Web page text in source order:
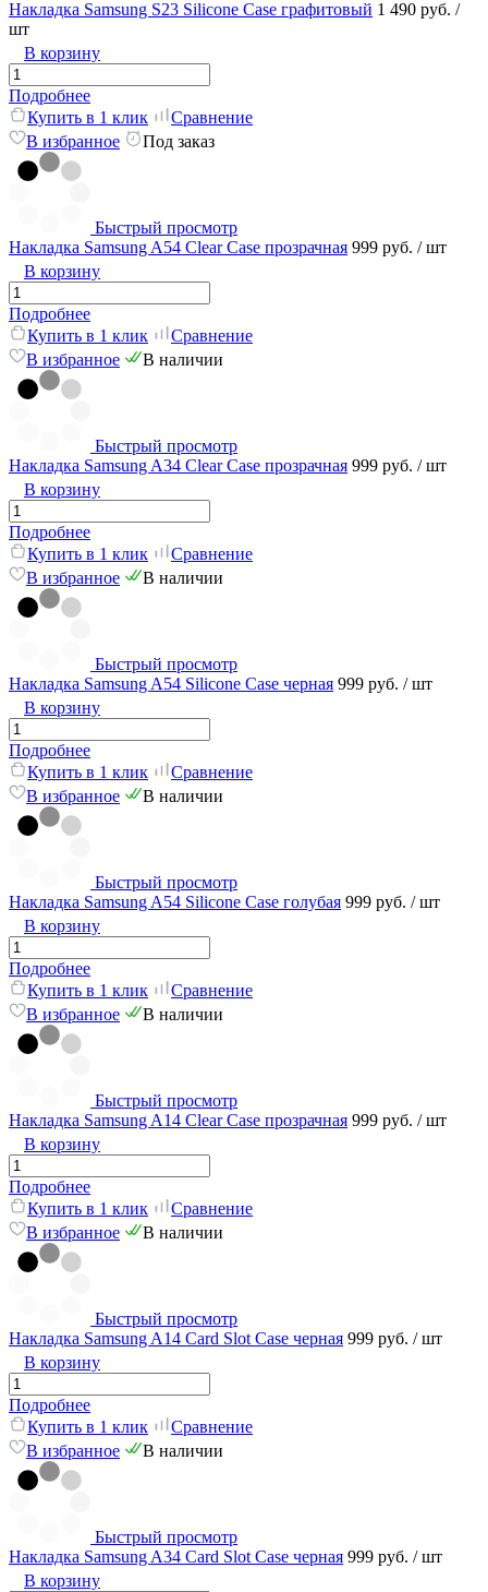
Накладка Samsung S23 Silicone Case графитовый 1 490 руб. /
шт
В корзину
Подробнее
Купить в 1 клик
Сравнение
В избранное
Под заказ
Быстрый просмотр
Накладка Samsung A54 Clear Сase прозрачная 999 руб. / шт
В корзину
Подробнее
Купить в 1 клик
Сравнение
В избранное
В наличии
Быстрый просмотр
Накладка Samsung A34 Clear Сase прозрачная 999 руб. / шт
В корзину
Подробнее
Купить в 1 клик
Сравнение
В избранное
В наличии
Быстрый просмотр
Накладка Samsung A54 Silicone Case черная 999 руб. / шт
В корзину
Подробнее
Купить в 1 клик
Сравнение
В избранное
В наличии
Быстрый просмотр
Накладка Samsung A54 Silicone Case голубая 999 руб. / шт
В корзину
Подробнее
Купить в 1 клик
Сравнение
В избранное
В наличии
Быстрый просмотр
Накладка Samsung A14 Clear Сase прозрачная 999 руб. / шт
В корзину
Подробнее
Купить в 1 клик
Сравнение
В избранное
В наличии
Быстрый просмотр
Накладка Samsung A14 Card Slot Сase черная 999 руб. / шт
В корзину
Подробнее
Купить в 1 клик
Сравнение
В избранное
В наличии
Быстрый просмотр
Накладка Samsung A34 Card Slot Сase черная 999 руб. / шт
В корзину